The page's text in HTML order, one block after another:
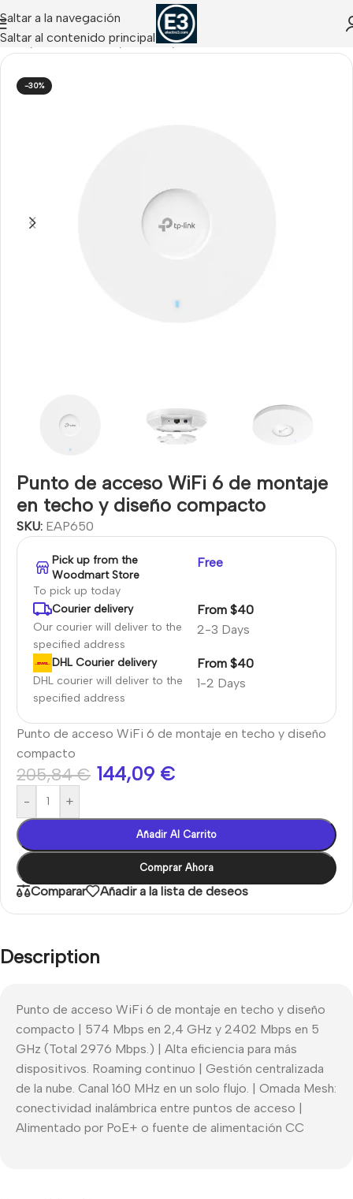
Saltar a la navegación
Saltar al contenido principal
Inicio NETWORKING/Wireless/Puntos de Acceso
-30%
Punto de acceso WiFi 6 de montaje
en techo y diseño compacto
SKU: EAP650
Pick up from the
Woodmart Store
To pick up today
Free
Courier delivery
Our courier will deliver to the
specified address
2-3 Days
From $40
DHL Courier delivery
DHL courier will deliver to the
specified address
1-2 Days
From $40
Punto de acceso WiFi 6 de montaje en techo y diseño
compacto
205,84€ 144,09 €
- +
Añadir Al Carrito
Comprar Ahora
Comparar Añadir a la lista de deseos
Description
Punto de acceso WiFi 6 de montaje en techo y diseño
compacto | 574 Mbps en 2,4 GHz y 2402 Mbps en 5
GHz (Total 2976 Mbps.) | Alta eficiencia para más
dispositivos. Roaming continuo | Gestión centralizada
de la nube. Canal 160 MHz en un solo flujo. | Omada Mesh:
conectividad inalámbrica entre puntos de acceso |
Alimentado por PoE+ o fuente de alimentación CC